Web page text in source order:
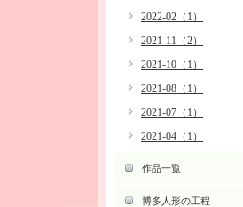
2022-02（1）
2021-11（2）
2021-10（1）
2021-08（1）
2021-07（1）
2021-04（1）
作品一覧
博多人形の工程